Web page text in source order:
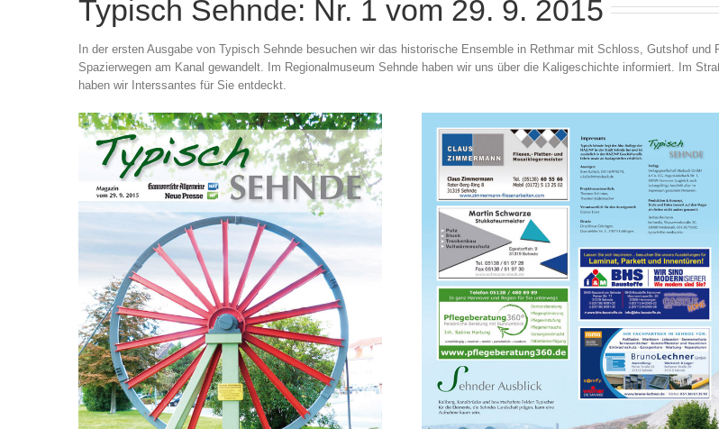
Typisch Sehnde: Nr. 1 vom 29. 9. 2015
In der ersten Ausgabe von Typisch Sehnde besuchen wir das historische Ensemble in Rethmar mit Schloss, Gutshof
Spazierwegen am Kanal gewandelt. Im Regionalmuseum Sehnde haben wir uns über die Kaligeschichte informiert. Im
haben wir Interssantes für Sie entdeckt.